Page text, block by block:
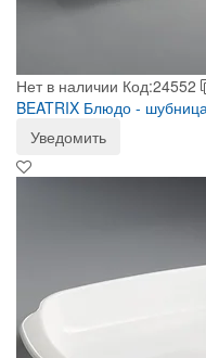
Нет в наличии Код:24552
BEATRIX Блюдо -
Уведомить